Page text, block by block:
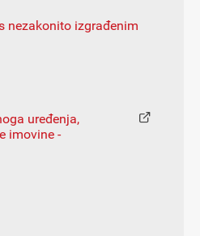
nezakonito izgrađenim
uređenja,
imovine -